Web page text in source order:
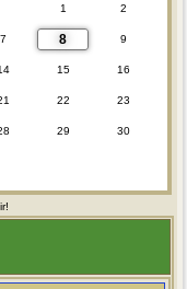
1 2
7 8 9
15 16
22 23
29 30